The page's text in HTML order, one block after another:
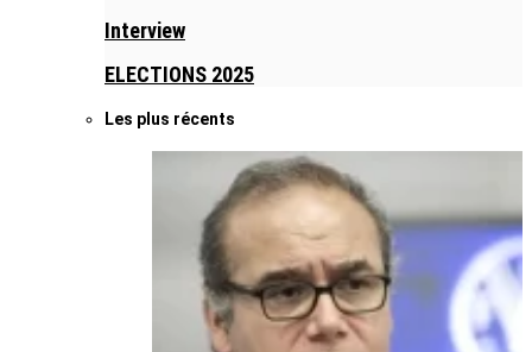
Interview
ELECTIONS 2025
Les plus récents